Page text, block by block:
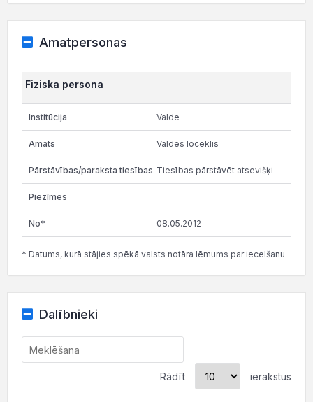
Amatpersonas
Fiziska persona
Valde
Valdes loceklis
Tiesības pārstāvēt atsevišķi
08.05.2012
* Datums, kurā stājies spēkā valsts notāra lēmums par iecelšanu
Dalībnieki
Rādīt ierakstus